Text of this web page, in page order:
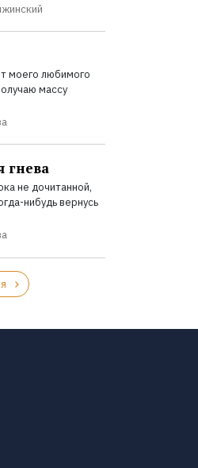
моего любимого
массу
гнева
не дочитанной,
нибудь вернусь